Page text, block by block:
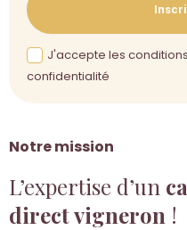
Notre mission
L’expertise d’un
direct vigneron !
J'accepte les
confidentialité